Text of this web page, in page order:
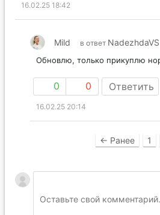
16.02.25 18:42
Mild в ответ NadezhdaVS
Обновлю, только прикуплю
0 0 Ответить
16.02.25 20:14
← Ранее 1